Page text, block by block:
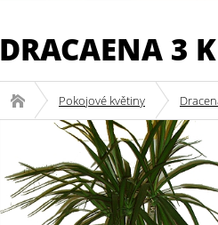
DRACAENA 3
Pokojové květiny